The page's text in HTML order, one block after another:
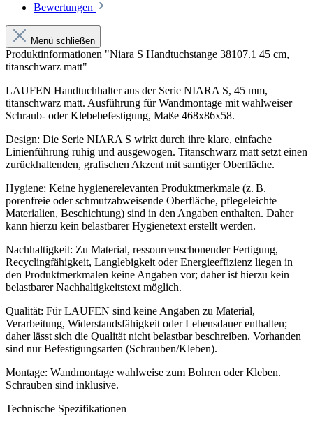
Bewertungen
Menü schließen
Produktinformationen "Niara S Handtuchstange 38107.1 45 cm,
titanschwarz matt"
LAUFEN Handtuchhalter aus der Serie NIARA S, 45 mm,
titanschwarz matt. Ausführung für Wandmontage mit wahlweiser
Schraub- oder Klebebefestigung, Maße 468x86x58.
Design: Die Serie NIARA S wirkt durch ihre klare, einfache
Linienführung ruhig und ausgewogen. Titanschwarz matt setzt einen
zurückhaltenden, grafischen Akzent mit samtiger Oberfläche.
Hygiene: Keine hygienerelevanten Produktmerkmale (z. B.
porenfreie oder schmutzabweisende Oberfläche, pflegeleichte
Materialien, Beschichtung) sind in den Angaben enthalten. Daher
kann hierzu kein belastbarer Hygienetext erstellt werden.
Nachhaltigkeit: Zu Material, ressourcenschonender Fertigung,
Recyclingfähigkeit, Langlebigkeit oder Energieeffizienz liegen in
den Produktmerkmalen keine Angaben vor; daher ist hierzu kein
belastbarer Nachhaltigkeitstext möglich.
Qualität: Für LAUFEN sind keine Angaben zu Material,
Verarbeitung, Widerstandsfähigkeit oder Lebensdauer enthalten;
daher lässt sich die Qualität nicht belastbar beschreiben. Vorhanden
sind nur Befestigungsarten (Schrauben/Kleben).
Montage: Wandmontage wahlweise zum Bohren oder Kleben.
Schrauben sind inklusive.
Technische Spezifikationen